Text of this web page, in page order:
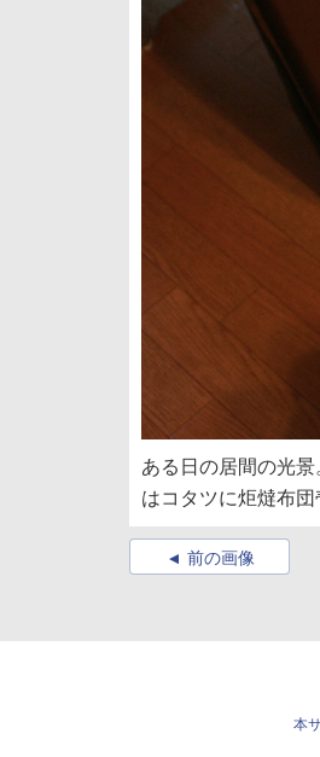
ある日の居間の光
はコタツに炬燵布
前の画像
本